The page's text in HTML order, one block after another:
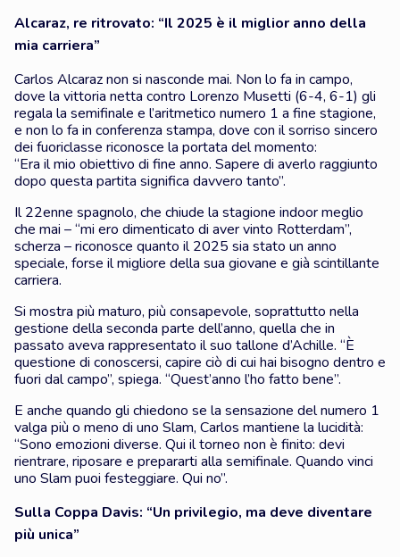
Alcaraz, re ritrovato: “Il 2025 è il miglior anno della
mia carriera”
Carlos Alcaraz non si nasconde mai. Non lo fa in campo,
dove la vittoria netta contro Lorenzo Musetti (6-4, 6-1) gli
regala la semifinale e l’aritmetico numero 1 a fine stagione,
e non lo fa in conferenza stampa, dove con il sorriso sincero
dei fuoriclasse riconosce la portata del momento:
“Era il mio obiettivo di fine anno. Sapere di averlo raggiunto
dopo questa partita significa davvero tanto”.
Il 22enne spagnolo, che chiude la stagione indoor meglio
che mai – “mi ero dimenticato di aver vinto Rotterdam”,
scherza – riconosce quanto il 2025 sia stato un anno
speciale, forse il migliore della sua giovane e già scintillante
carriera.
Si mostra più maturo, più consapevole, soprattutto nella
gestione della seconda parte dell’anno, quella che in
passato aveva rappresentato il suo tallone d’Achille. “È
questione di conoscersi, capire ciò di cui hai bisogno dentro e
fuori dal campo”, spiega. “Quest’anno l’ho fatto bene”.
E anche quando gli chiedono se la sensazione del numero 1
valga più o meno di uno Slam, Carlos mantiene la lucidità:
“Sono emozioni diverse. Qui il torneo non è finito: devi
rientrare, riposare e prepararti alla semifinale. Quando vinci
uno Slam puoi festeggiare. Qui no”.
Sulla Coppa Davis: “Un privilegio, ma deve diventare
più unica”